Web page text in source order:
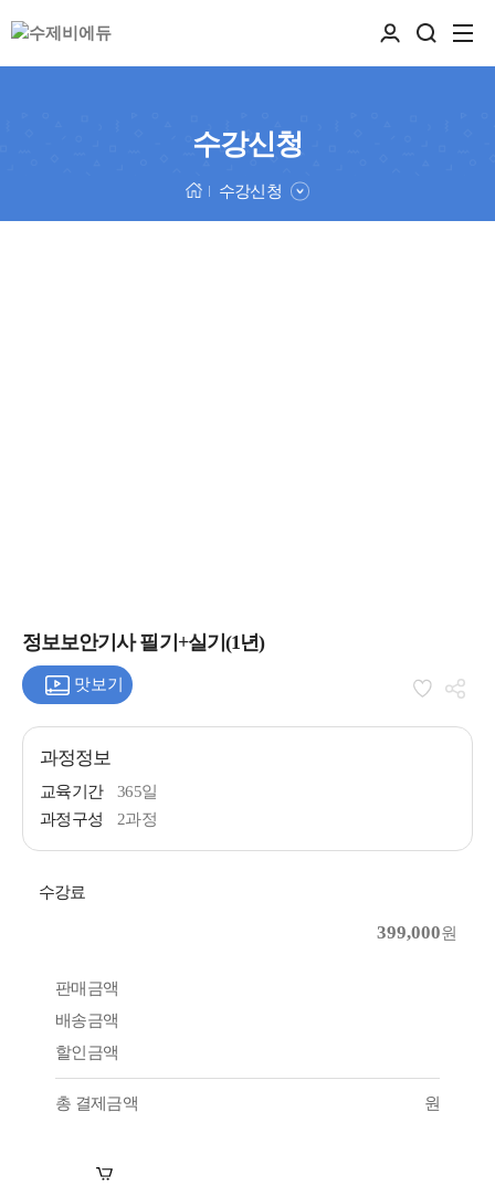
수강신청
수강신청
정보보안기사 필기+실기(1년)
맛보기
과정정보
교육기간
365일
과정구성
2과정
수강료
399,000원
판매금액
배송금액
할인금액
총 결제금액 원